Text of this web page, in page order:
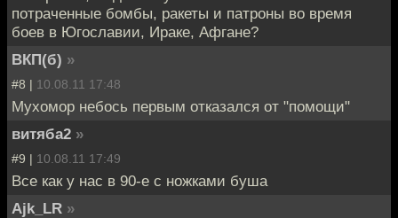
потраченные бомбы, ракеты и патроны во время
боев в Югославии, Ираке, Афгане?
ВКП(б) »
#8 | 10.08.11 17:48
Мухомор небось первым отказался от "помощи"
витяба2 »
#9 | 10.08.11 17:49
Все как у нас в 90-е с ножками буша
Ajk_LR »